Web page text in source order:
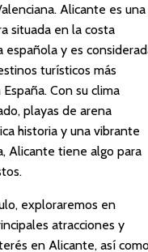
Alicante es una
situada en la costa
española y es
turísticos más
Con su clima
playas de arena
historia y una vibrante
Alicante tiene algo para
exploraremos en
atracciones y
en Alicante, así como